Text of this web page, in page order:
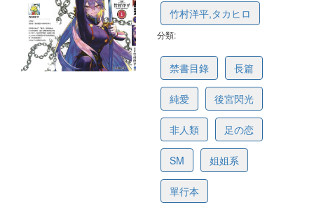
竹村洋平,タカヒロ
分類:
禁書目錄 長篇
純愛 後宮閃光
非人類 足の恋
SM 姐姐系
單行本